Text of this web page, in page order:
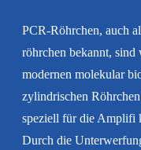
PCR-Röhrchen, auch
röhrchen bekannt, sind
modernen molekular
zylindrischen
speziell für die Amplifi
Durch die